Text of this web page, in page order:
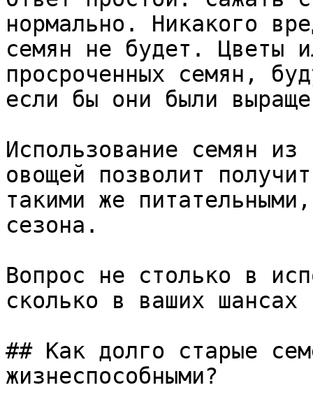
нормально. Никакого
семян не будет. Цветы
просроченных семян,
если бы они были
Использование семян из
овощей позволит
такими же
сезона.
Вопрос не столько в
сколько в ваших шансах
## Как долго старые
жизнеспособными?